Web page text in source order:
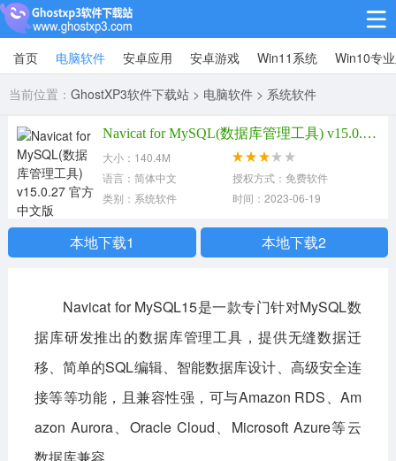
Win10专业版
Win10纯净版
Win11系统
win11下载64位 win11下载32位
安卓游戏
动作射击 经营策略 体育竞技
角色扮演 棋牌桌游
安卓应用
影音播放 系统工具 社交通讯
首页 电脑软件 安卓应用 安卓游戏 Win11系统 Win10专
当前位置： GhostXP3软件下载站 > 电脑软件 > 系统软件
Navicat for MySQL(数据库管理工具) v15.0.27 官方中文版 Navicat for MySQL
大小：140.4M
语言：简体中文
授权方式：免费软件
类别：系统软件
时间：2023-06-19
本地下载1 本地下载2
Navicat for MySQL15是一款专门针对MySQL数
据库研发推出的数据库管理工具，提供无缝数据迁
移、简单的SQL编辑、智能数据库设计、高级安全连
接等等功能，且兼容性强，可与Amazon RDS、Am
azon Aurora、Oracle Cloud、Microsoft Azure等云